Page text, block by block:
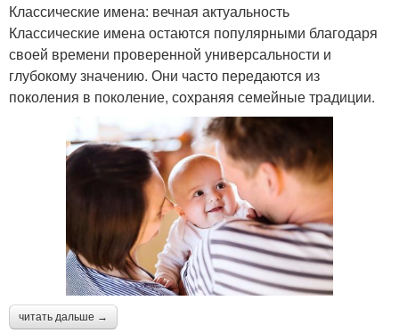
Классические имена: вечная актуальность
Классические имена остаются популярными благодаря
своей времени проверенной универсальности и
глубокому значению. Они часто передаются из
поколения в поколение, сохраняя семейные традиции.
читать дальше →